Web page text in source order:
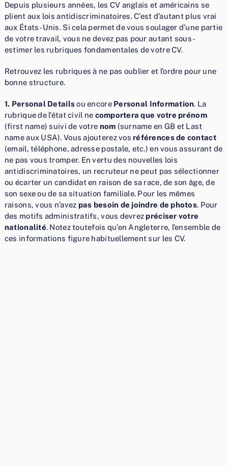
Depuis plusieurs années, les CV anglais et américains se
plient aux lois antidiscriminatoires. C’est d’autant plus vrai
aux États-Unis. Si cela permet de vous soulager d’une partie
de votre travail, vous ne devez pas pour autant sous-
estimer les rubriques fondamentales de votre CV.
Retrouvez les rubriques à ne pas oublier et l’ordre pour une
bonne structure.
1. Personal Detailsou encore Personal Information. La
rubrique de l’état civil ne comportera que votre prénom
(first name) suivi de votre nom (surname en GB et Last
name aux USA). Vous ajouterez vos références de contact
(email, téléphone, adresse postale, etc.) en vous assurant de
ne pas vous tromper. En vertu des nouvelles lois
antidiscriminatoires, un recruteur ne peut pas sélectionner
ou écarter un candidat en raison de sa race, de son âge, de
son sexe ou de sa situation familiale. Pour les mêmes
raisons, vous n’avez pas besoin de joindre de photos. Pour
des motifs administratifs, vous devrez préciser votre
nationalité. Notez toutefois qu’en Angleterre, l’ensemble de
ces informations figure habituellement sur les CV.